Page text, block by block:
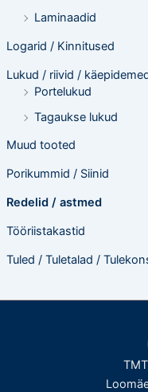
Laminaadid
Logarid / Kinnitused
Lukud / riivid /
Portelukud
Tagaukse lukud
Muud tooted
Porikummid / Siinid
Redelid / astmed
Tööriistakastid
Tuled / Tuletalad /